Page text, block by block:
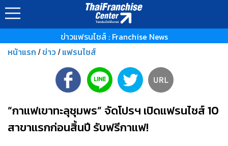
ข่าวแฟรนไชส์ : Franchise News
หน้าแรก / ข่าว / แฟรนไชส์
“กาแฟเขาทะลุชุมพร” จัดโปรฯ เปิดแฟรนไชส์ 10
สาขาแรกก่อนสิ้นปี รับฟรีกาแฟ!